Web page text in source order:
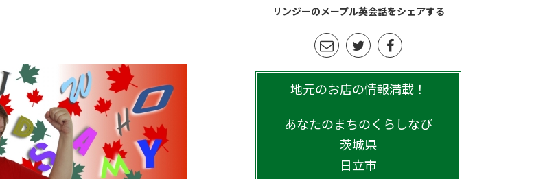
リンジーのメープル英会話をシェアする
地元のお店の情報満載！
あなたのまちのくらしなび
茨城県
日立市